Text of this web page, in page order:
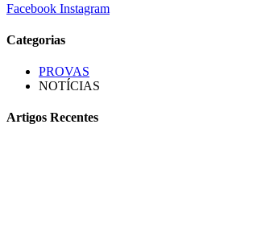
Facebook Instagram
Categorias
PROVAS
NOTÍCIAS
Artigos Recentes